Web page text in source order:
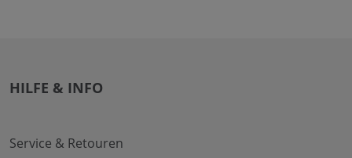
HILFE & INFO
Service & Retouren